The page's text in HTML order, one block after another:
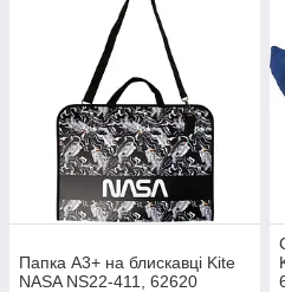
Папка А3+ на блискавці Kite
NASA NS22-411, 62620